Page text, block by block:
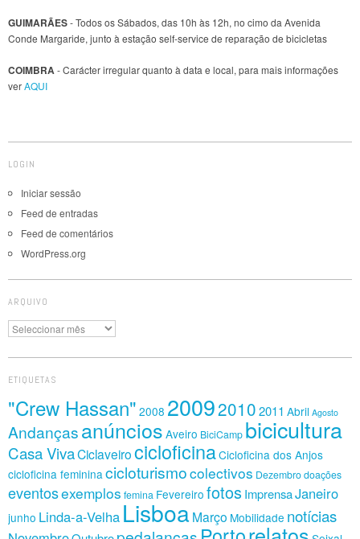
GUIMARÃES- Todos os Sábados, das 10h às 12h, no cimo da Avenida
Conde Margaride, junto à estação self-service de reparação de bicicletas
COIMBRA - Carácter irregular quanto à data e local, para mais informações
verAQUI
LOGIN
Iniciar sessão
Feed de entradas
Feed de comentários
WordPress.org
ARQUIVO
Arquivo
ETIQUETAS
"Crew Hassan" 2008 200920102011 Abril Agosto
Andançasanúncios Aveiro BiciCamp bicicultura
Casa VivaCiclaveirocicloficinaCicloficina dos Anjos
cicloficina feminina cicloturismocolectivos Dezembrodoações
eventosexemplos femina Fevereiro fotos ImprensaJaneiro
junho Linda-a-Velha LisboaMarço Mobilidade notícias